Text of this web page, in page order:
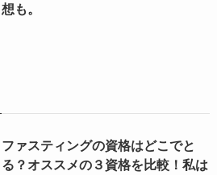
想も。
ファスティングの資格はどこでと
る？オススメの３資格を比較！私は